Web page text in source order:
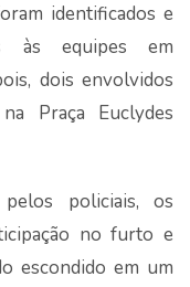
identificados e
às equipes em
dois envolvidos
Praça Euclydes
policiais, os
no furto e
escondido em um